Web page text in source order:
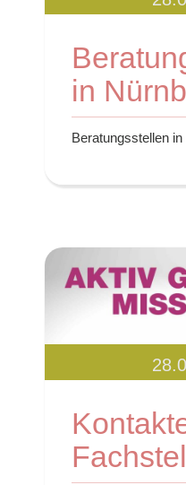
in
Beratungsstellen in